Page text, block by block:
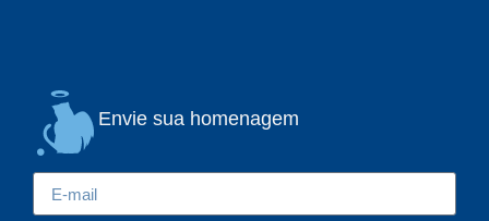
Envie sua homenagem